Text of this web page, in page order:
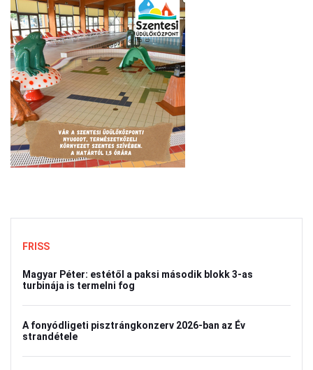
FRISS
Magyar Péter: estétől a paksi második blokk 3-as
turbinája is termelni fog
A fonyódligeti pisztrángkonzerv 2026-ban az Év
strandétele